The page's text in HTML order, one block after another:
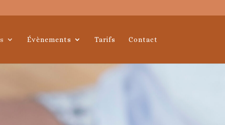
Évènements Tarifs Contact